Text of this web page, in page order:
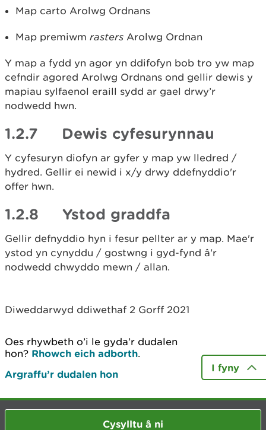
Map carto Arolwg Ordnans
Map premiwm rasters Arolwg Ordnan
Y map a fydd yn agor yn ddifofyn bob tro yw map
cefndir agored Arolwg Ordnans ond gellir dewis y
mapiau sylfaenol eraill sydd ar gael drwy’r
nodwedd hwn.
1.2.7 Dewis cyfesurynnau
Y cyfesuryn diofyn ar gyfer y map yw lledred /
hydred. Gellir ei newid i x/y drwy ddefnyddio'r
offer hwn.
1.2.8 Ystod graddfa
Gellir defnyddio hyn i fesur pellter ar y map. Mae'r
ystod yn cynyddu / gostwng i gyd-fynd â'r
nodwedd chwyddo mewn / allan.
Diweddarwyd ddiwethaf 2 Gorff 2021
Oes rhywbeth o’i le gyda’r dudalen
hon? Rhowch eich adborth.
Argraffu’r dudalen hon
I fyny
Cysylltu â ni